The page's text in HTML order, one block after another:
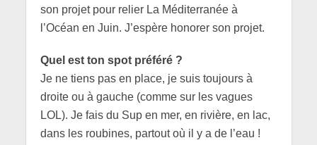
son projet pour relier La Méditerranée à
l’Océan en Juin. J’espère honorer son projet.
Quel est ton spot préféré ?
Je ne tiens pas en place, je suis toujours à
droite ou à gauche (comme sur les vagues
LOL). Je fais du Sup en mer, en rivière, en lac,
dans les roubines, partout où il y a de l’eau !